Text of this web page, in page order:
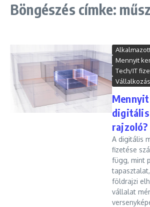
Böngészés címke:
Mennyit
Tech/IT
digitális
rajzoló?
A digitális
fizetése
függ, mint
földrajzi
vállalat